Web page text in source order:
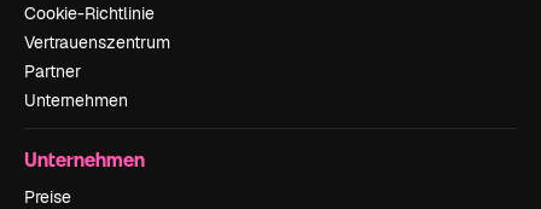
Cookie-Richtlinie
Vertrauenszentrum
Partner
Unternehmen
Unternehmen
Preise